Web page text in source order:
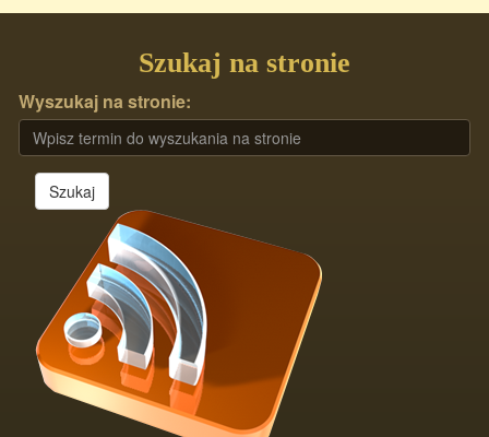
Szukaj na stronie
Wyszukaj na stronie:
Szukaj